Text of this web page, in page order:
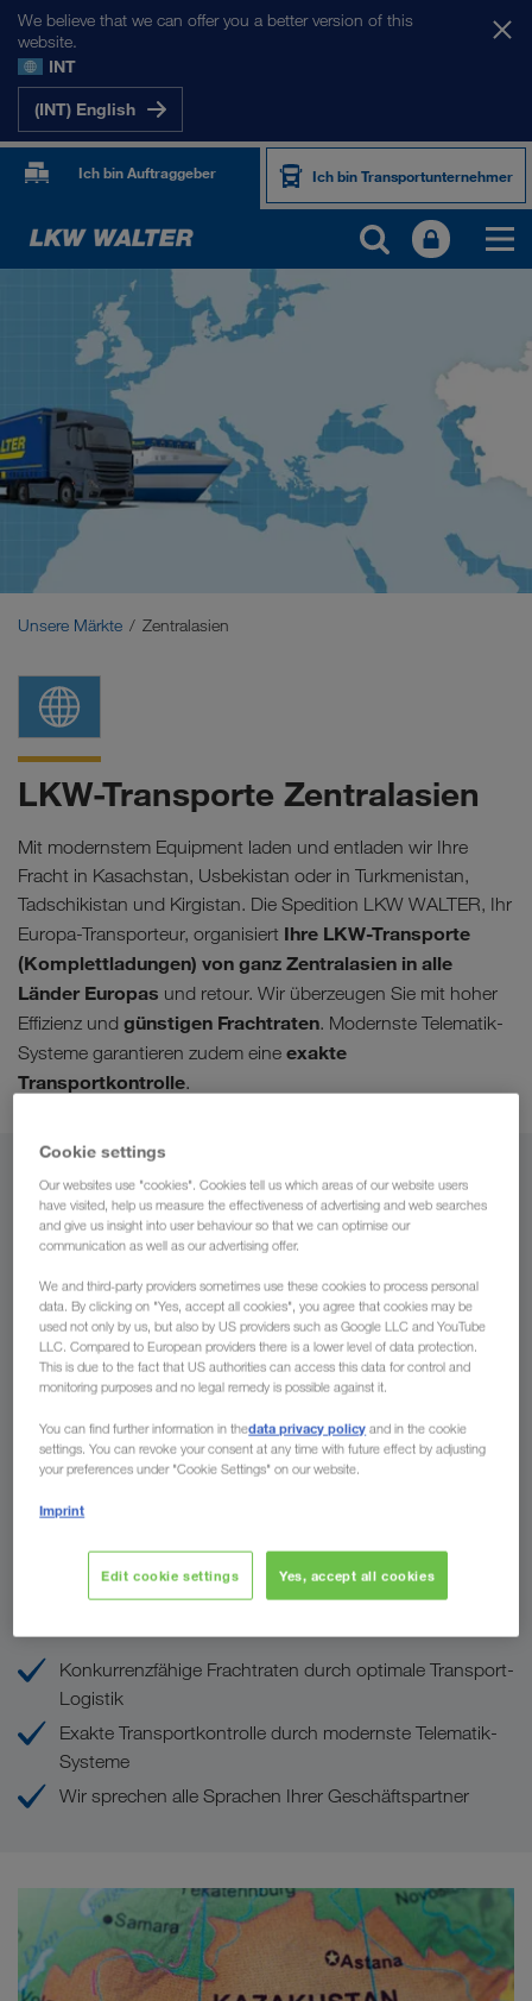
We believe that we can offer you a better version of this
website.
INT
(INT) English
Ich bin Auftraggeber Ich bin Transportunternehmer
UNSERE MÄRKTE
Europa
Zentralasien
Russland
Naher Osten
Unsere Märkte Zentralasien
LKW-Transporte Zentralasien
Mit modernstem Equipment laden und entladen wir Ihre
Fracht in Kasachstan, Usbekistan oder in Turkmenistan,
Tadschikistan und Kirgistan. Die Spedition LKW WALTER, Ihr
Europa-Transporteur, organisiert Ihre LKW-Transporte
(Komplettladungen) von ganz Zentralasien in alle
Länder Europas und retour. Wir überzeugen Sie mit hoher
Effizienz und günstigen Frachtraten. Modernste Telematik-
Systeme garantieren zudem eine exakte
Transportkontrolle.
Von
Liechtenstein
Nach
Land
Jetzt anfragen
Ihre Vorteile bei LKW WALTER
Konkurrenzfähige Frachtraten durch optimale Transport-
Logistik
Exakte Transportkontrolle durch modernste Telematik-
Systeme
Wir sprechen alle Sprachen Ihrer Geschäftspartner
Cookie settings
Our websites use "cookies". Cookies tell us which areas of our website users
have visited, help us measure the effectiveness of advertising and web searches
and give us insight into user behaviour so that we can optimise our
communication as well as our advertising offer.
We and third-party providers sometimes use these cookies to process personal
data. By clicking on "Yes, accept all cookies", you agree that cookies may be
used not only by us, but also by US providers such as Google LLC and YouTube
LLC. Compared to European providers there is a lower level of data protection.
This is due to the fact that US authorities can access this data for control and
monitoring purposes and no legal remedy is possible against it.
You can find further information in thedata privacy policy and in the cookie
settings. You can revoke your consent at any time with future effect by adjusting
your preferences under "Cookie Settings" on our website.
Imprint
Edit cookie settings Yes, accept all cookies